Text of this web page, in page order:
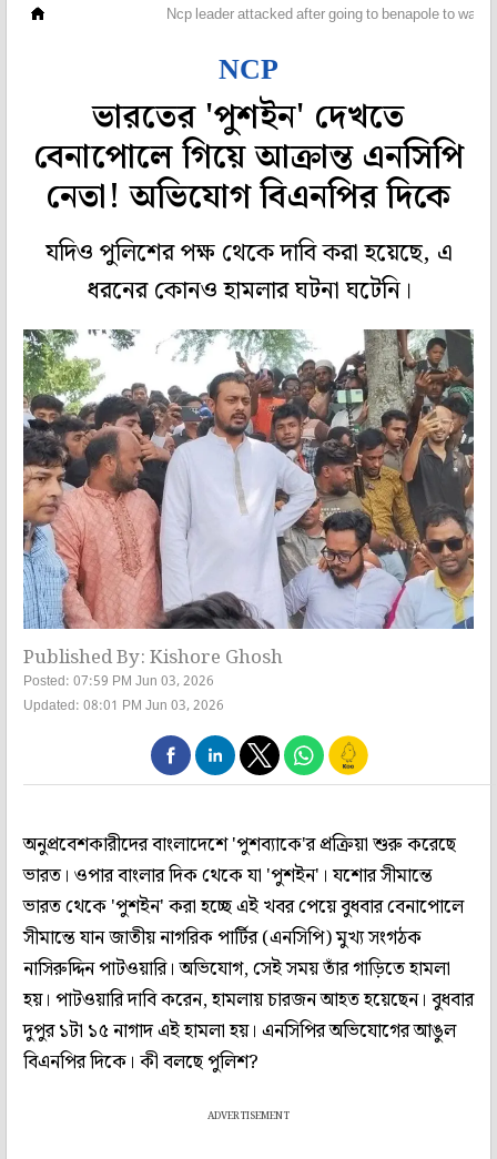
Ncp leader attacked after going to benapole to
NCP
ভারতের 'পুশইন' দেখতে
বেনাপোলে গিয়ে আক্রান্ত এনসিপি
নেতা! অভিযোগ বিএনপির দিকে
যদিও পুলিশের পক্ষ থেকে দাবি করা হয়েছে, এ
ধরনের কোনও হামলার ঘটনা ঘটেনি।
Published By: Kishore Ghosh
Posted: 07:59 PM Jun 03, 2026
Updated: 08:01 PM Jun 03, 2026
অনুপ্রবেশকারীদের বাংলাদেশে 'পুশব্যাকে'র প্রক্রিয়া শুরু করেছে
ভারত। ওপার বাংলার দিক থেকে যা 'পুশইন'। যশোর সীমান্তে
ভারত থেকে 'পুশইন' করা হচ্ছে এই খবর পেয়ে বুধবার বেনাপোলে
সীমান্তে যান জাতীয় নাগরিক পার্টির (এনসিপি) মুখ্য সংগঠক
নাসিরুদ্দিন পাটওয়ারি। অভিযোগ, সেই সময় তাঁর গাড়িতে হামলা
হয়। পাটওয়ারি দাবি করেন, হামলায় চারজন আহত হয়েছেন। বুধবার
দুপুর ১টা ১৫ নাগাদ এই হামলা হয়। এনসিপির অভিযোগের আঙুল
বিএনপির দিকে। কী বলছে পুলিশ?
ADVERTISEMENT